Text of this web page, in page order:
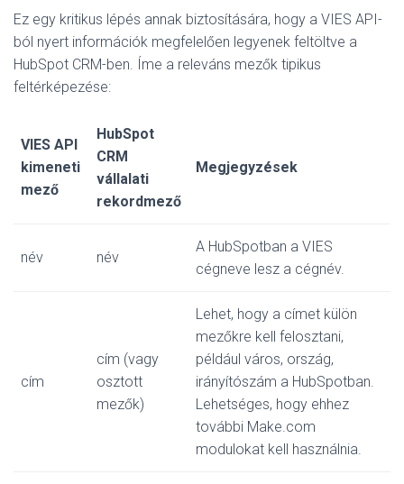
Ez egy kritikus lépés annak biztosítására, hogy a VIES API-
ból nyert információk megfelelően legyenek feltöltve a
HubSpot CRM-ben. Íme a releváns mezők tipikus
feltérképezése:
VIES API
kimeneti
mező
HubSpot
CRM
vállalati
rekordmező
Megjegyzések
név név
A HubSpotban a VIES
cégneve lesz a cégnév.
cím
cím (vagy
osztott
mezők)
Lehet, hogy a címet külön
mezőkre kell felosztani,
például város, ország,
irányítószám a HubSpotban.
Lehetséges, hogy ehhez
további Make.com
modulokat kell használnia.